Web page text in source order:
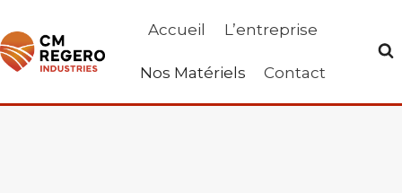
au
contenu
Accueil L’entreprise
Nos Matériels Contact